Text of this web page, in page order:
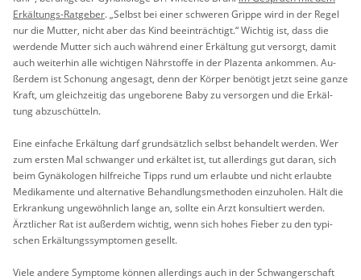
Er­käl­tungs-Rat­ge­ber. „Selbst bei einer schwe­ren Grip­pe wird in der Regel
nur die Mut­ter, nicht aber das Kind be­ein­träch­tigt.“ Wich­tig ist, dass die
wer­den­de Mut­ter sich auch wäh­rend einer Er­käl­tung gut ver­sorgt, damit
auch wei­ter­hin alle wich­ti­gen Nähr­stof­fe in der Pla­zen­ta an­kom­men. Au­
ßer­dem ist Scho­nung an­ge­sagt, denn der Kör­per be­nö­tigt jetzt seine ganze
Kraft, um gleich­zei­tig das un­ge­bo­re­ne Baby zu ver­sor­gen und die Er­käl­
tung ab­zu­schüt­teln.
Eine ein­fa­che Er­käl­tung darf grund­sätz­lich selbst be­han­delt wer­den. Wer
zum ers­ten Mal schwan­ger und er­käl­tet ist, tut al­ler­dings gut daran, sich
beim Gy­nä­ko­lo­gen hilf­rei­che Tipps rund um er­laub­te und nicht er­laub­te
Me­di­ka­men­te und al­ter­na­ti­ve Be­hand­lungs­me­tho­den ein­zu­ho­len. Hält die
Er­kran­kung un­ge­wöhn­lich lange an, soll­te ein Arzt kon­sul­tiert wer­den.
Ärzt­li­cher Rat ist au­ßer­dem wich­tig, wenn sich hohes Fie­ber zu den ty­pi­
schen Er­käl­tungs­sym­pto­men ge­sellt.
Viele an­de­re Sym­pto­me kön­nen al­ler­dings auch in der Schwan­ger­schaft